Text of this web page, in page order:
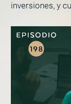
inversiones, y